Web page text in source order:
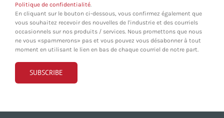
Politique de confidentialité.
En cliquant sur le bouton ci-dessous, vous confirmez également que
vous souhaitez recevoir des nouvelles de l'industrie et des courriels
occasionnels sur nos produits / services. Nous promettons que nous
ne vous «spammerons» pas et vous pouvez vous désabonner à tout
moment en utilisant le lien en bas de chaque courriel de notre part.